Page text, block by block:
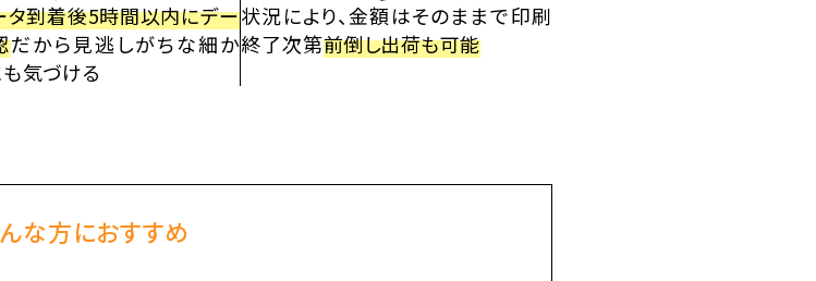
タ到着後5時間以内にデー
だから見逃しがちな細か
気づける
状況により、金額はそのままで印刷
終了次第前倒し出荷も可能
な方におすすめ